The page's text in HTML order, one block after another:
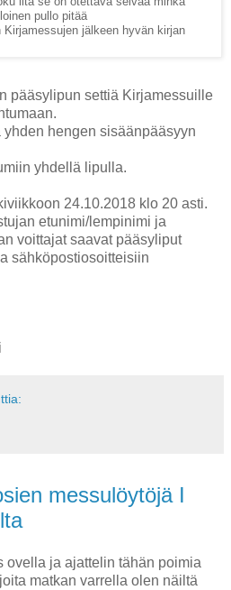
pullo pitää
jälkeen hyvän kirjan
pääsylipun settiä Kirjamessuille
hengen sisäänpääsyyn
yhdellä lipulla.
24.10.2018 klo 20 asti.
etunimi/lempinimi ja
voittajat saavat pääsyliput
sähköpostiosoitteisiin
messulöytöjä I
ovella ja ajattelin tähän poimia
matkan varrella olen näiltä